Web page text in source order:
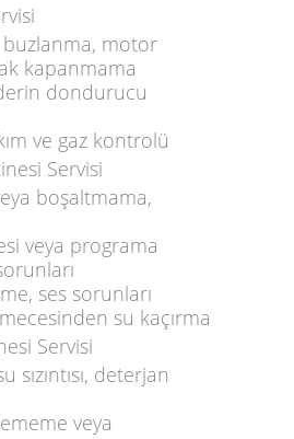
motor
kapanmama
dondurucu
ve gaz kontrolü
Servisi
boşaltmama,
veya programa
ses sorunları
su kaçırma
Servisi
sızıntısı, deterjan
veya